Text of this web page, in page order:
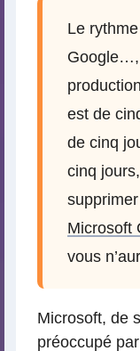
Le
Google…,
est de
de cinq
cinq
Microsoft
vous
Microsoft, de
préoccupé